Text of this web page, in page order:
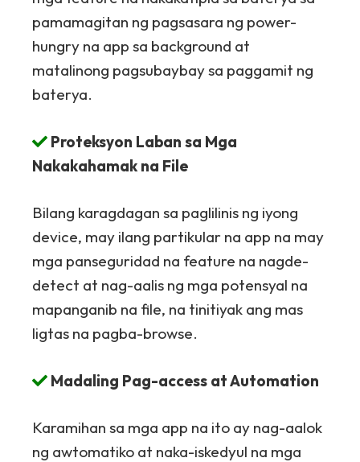
pamamagitan ng pagsasara ng power-
hungry na app sa background at
matalinong pagsubaybay sa paggamit ng
baterya.
Proteksyon Laban sa Mga
Nakakahamak na File
Bilang karagdagan sa paglilinis ng iyong
device, may ilang partikular na app na may
mga panseguridad na feature na nagde-
detect at nag-aalis ng mga potensyal na
mapanganib na file, na tinitiyak ang mas
ligtas na pagba-browse.
Madaling Pag-access at Automation
Karamihan sa mga app na ito ay nag-aalok
ng awtomatiko at naka-iskedyul na mga